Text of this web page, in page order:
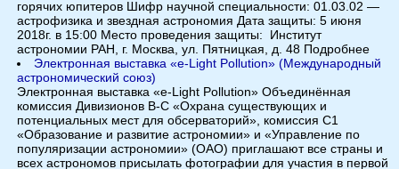
горячих юпитеров Шифр научной специальности: 01.03.02 —
астрофизика и звездная астрономия Дата защиты: 5 июня
2018г. в 15:00 Место проведения защиты: Институт
астрономии РАН, г. Москва, ул. Пятницкая, д. 48 Подробнее
Электронная выставка «e-Light Pollution» (Международный
астрономический союз)
Электронная выставка «e-Light Pollution» Объединённая
комиссия Дивизионов B-C «Охрана существующих и
потенциальных мест для обсерваторий», комиссия C1
«Образование и развитие астрономии» и «Управление по
популяризации астрономии» (OAO) приглашают все страны и
всех астрономов присылать фотографии для участия в первой